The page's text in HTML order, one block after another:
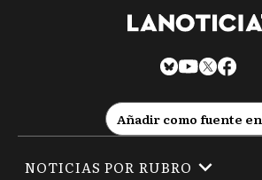
Añadir como fuente en
NOTICIAS POR RUBRO